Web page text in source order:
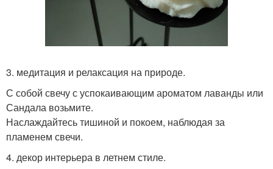
3. медитация и релаксация на природе.
С собой свечу с успокаивающим ароматом лаванды или
Сандала возьмите.
Наслаждайтесь тишиной и покоем, наблюдая за
пламенем свечи.
4. декор интерьера в летнем стиле.